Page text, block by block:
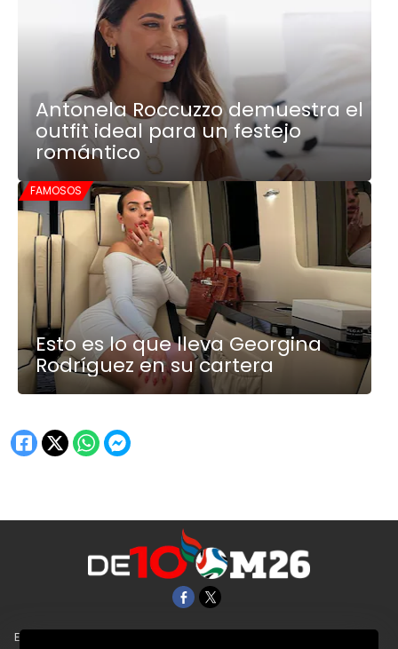
Antonela Roccuzzo demuestra el
outfit ideal para un festejo
romántico
FAMOSOS
Esto es lo que lleva Georgina
Rodríguez en su cartera
EL UNIVERSAL